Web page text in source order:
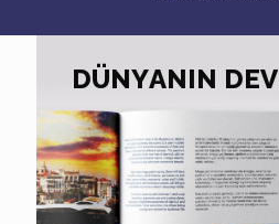
DÜNYANIN DEV